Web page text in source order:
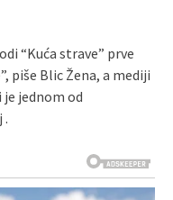
“Kuća strave” prve
piše Blic Žena, a mediji
jednom od
.